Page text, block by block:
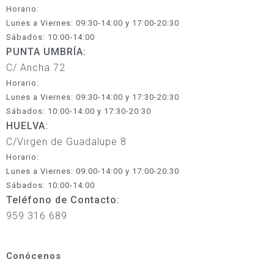
Horario:
Lunes a Viernes: 09:30-14:00 y 17:00-20:30
Sábados: 10:00-14:00
PUNTA UMBRÍA:
C/ Ancha 72
Horario:
Lunes a Viernes: 09:30-14:00 y 17:30-20:30
Sábados: 10:00-14:00 y 17:30-20:30
HUELVA:
C/Virgen de Guadalupe 8
Horario:
Lunes a Viernes: 09:00-14:00 y 17:00-20:30
Sábados: 10:00-14:00
Teléfono de Contacto:
959 316 689
Conócenos